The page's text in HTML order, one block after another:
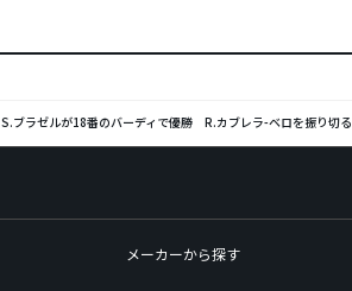
S.ブラゼルが18番のバーディで優勝 R.カブレラ-ベロを振り切る
メーカーから探す